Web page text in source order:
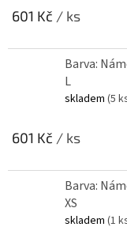
601 Kč / ks
Barva:
L
skladem (5
601 Kč / ks
Barva:
XS
skladem (1